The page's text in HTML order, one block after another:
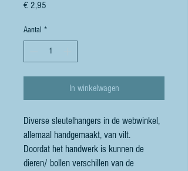
€ 2,95
Aantal *
In winkelwagen
Diverse sleutelhangers in de webwinkel,
allemaal handgemaakt, van vilt.
Doordat het handwerk is kunnen de
dieren/ bollen verschillen van de